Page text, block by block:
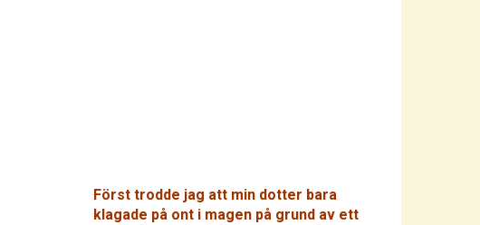
Först trodde jag att min dotter bara
klagade på ont i magen på grund av ett